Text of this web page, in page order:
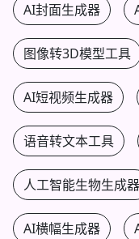
AI封面生成器
图像转3D模型工具
AI短视频生成器
语音转文本工具
人工智能生物生成器
AI横幅生成器